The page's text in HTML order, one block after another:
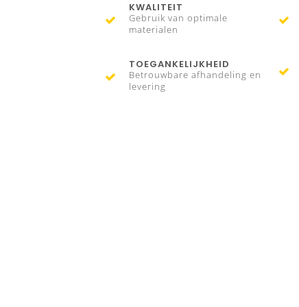
KWALITEIT
Gebruik van optimale
materialen
TOEGANKELIJKHEID
Betrouwbare afhandeling en
levering